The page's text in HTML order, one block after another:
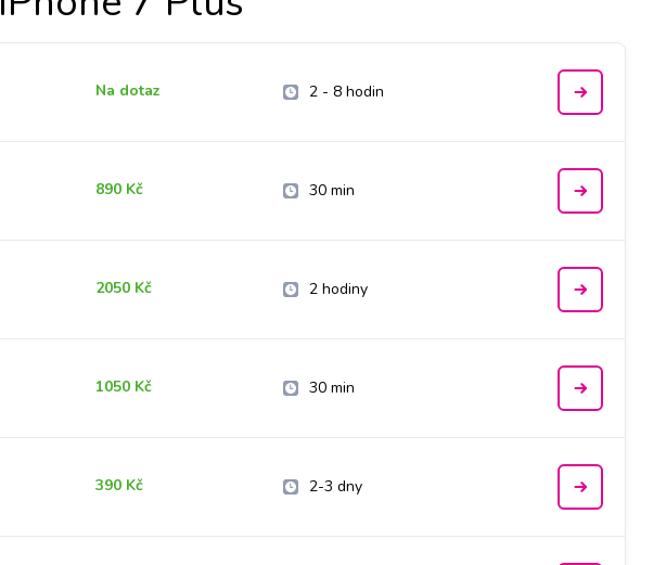
Na dotaz 2 - 8 hodin
890 Kč 30 min
2050 Kč 2 hodiny
1050 Kč 30 min
390 Kč 2-3 dny